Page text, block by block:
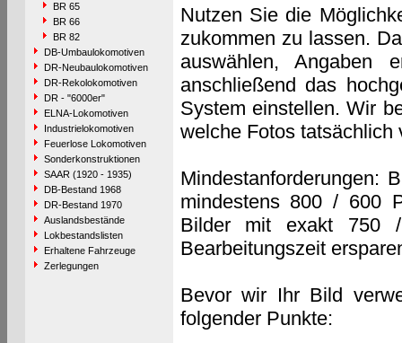
BR 65
BR 66
BR 82
DB-Umbaulokomotiven
DR-Neubaulokomotiven
DR-Rekolokomotiven
DR - "6000er"
ELNA-Lokomotiven
Industrielokomotiven
Feuerlose Lokomotiven
Sonderkonstruktionen
SAAR (1920 - 1935)
DB-Bestand 1968
DR-Bestand 1970
Auslandsbestände
Lokbestandslisten
Erhaltene Fahrzeuge
Zerlegungen
Nutzen Sie die
zukommen zu lassen.
auswählen, Angaben
anschließend das
System einstellen. Wir
welche Fotos tatsächlich
Mindestanforderungen:
mindestens 800 / 600
Bilder mit exakt 750
Bearbeitungszeit
Bevor wir Ihr Bild
folgender Punkte: